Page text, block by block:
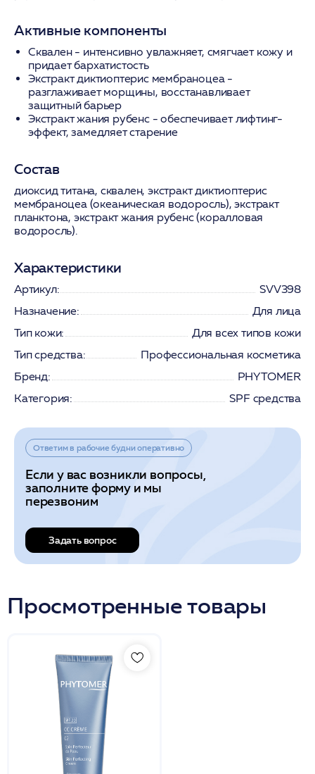
Активные компоненты
Сквален- интенсивно увлажняет, смягчает кожу и
придает бархатистость
Экстракт диктиоптерис мембраноцеа-
разглаживает морщины, восстанавливает
защитный барьер
Экстракт жания рубенс- обеспечивает лифтинг-
эффект, замедляет старение
Состав
диоксид титана, сквален, экстракт диктиоптерис
мембраноцеа (океаническая водоросль), экстракт
планктона, экстракт жания рубенс (коралловая
водоросль).
Характеристики
Артикул:
SVV398
Назначение:
Для лица
Тип кожи:
Для всех типов кожи
Тип средства:
Профессиональная косметика
Бренд:
PHYTOMER
Категория:
SPF средства
Ответим в рабочие будни оперативно
Если у вас возникли вопросы,
заполните форму и мы
перезвоним
Задать вопрос
Просмотренные товары